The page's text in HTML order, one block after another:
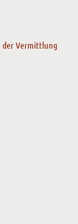
der Vermittlung